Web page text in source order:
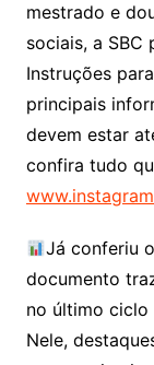
mestrado e
sociais, a SBC
Instruções
principais
devem estar
confira tudo
Já conferiu
documento
no último ciclo
Nele,